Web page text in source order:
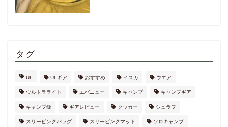
タグ
UL ULギア おすすめ イスカ ウエア
ウルトラライト エバニュー キャンプ キャンプギア
キャンプ飯 ギアレビュー クッカー シュラフ
スリーピングバッグ スリーピングマット ソロキャンプ